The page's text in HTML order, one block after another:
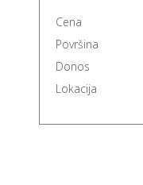
Cena
Površina
Donos
Lokacija